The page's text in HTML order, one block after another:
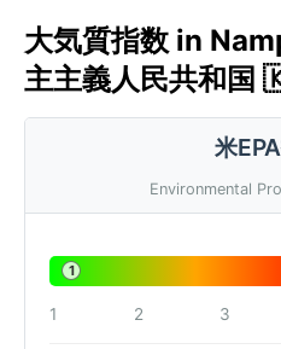
大気質指数 in
主主義人民共和
米
Environmental
1
1 2 3